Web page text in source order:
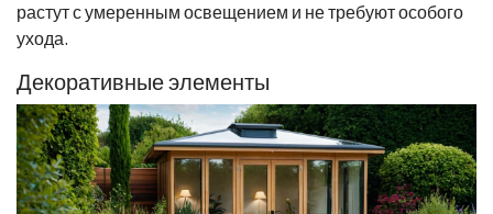
растут с умеренным освещением и не требуют особого
ухода.
Декоративные элементы